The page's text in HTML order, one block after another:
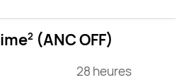
2(ANC OFF)
28 heures